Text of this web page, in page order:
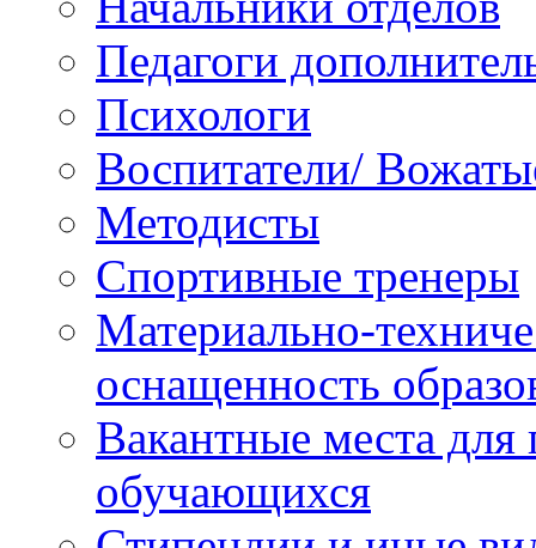
Педагоги
Психологи
Воспитатели/
Методисты
Спортивные тренеры
Материально-
оснащенность
Вакантные места для
обучающихся